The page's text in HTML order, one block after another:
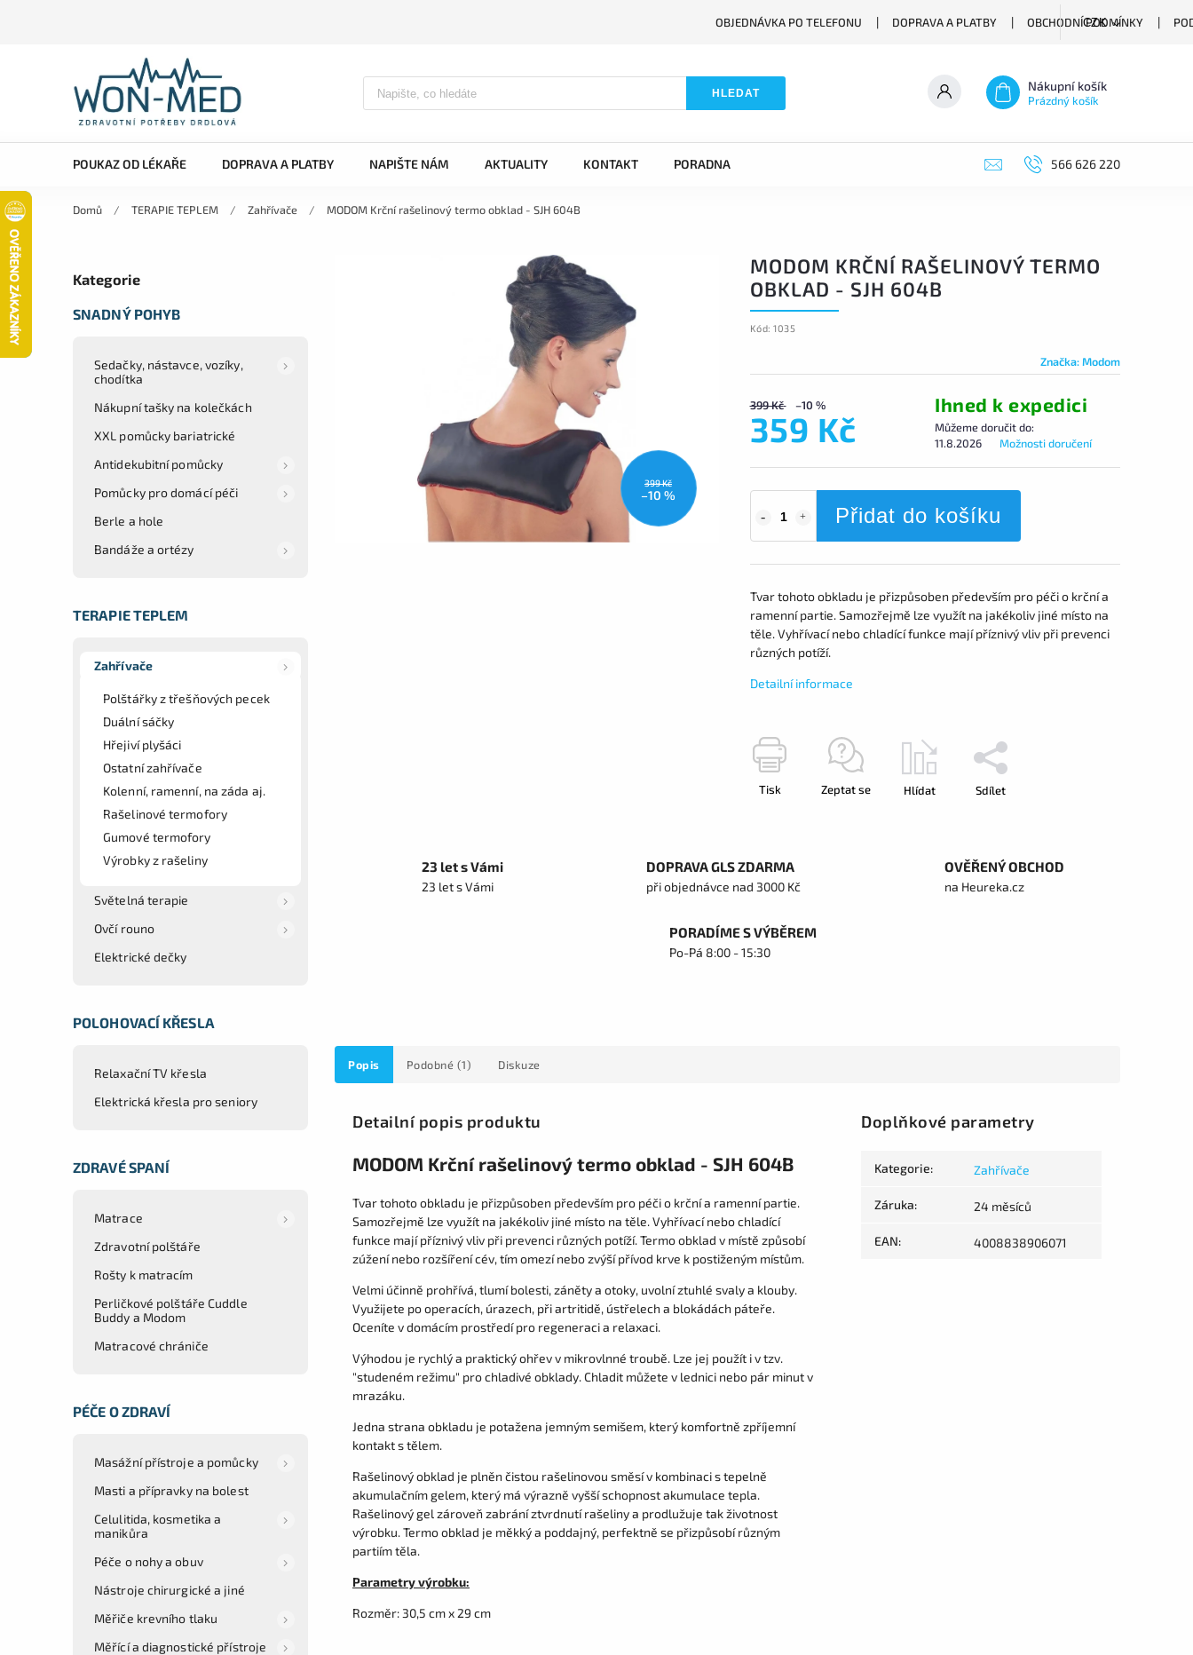
OBJEDNÁVKA PO TELEFONU DOPRAVA A PLATBY OBCHODNÍ PODMÍNKY
CZK
HLEDAT Nákupní košík
Prázdný košík
POUKAZ OD LÉKAŘE DOPRAVA A PLATBY NAPIŠTE NÁM AKTUALITY KONTAKT PORADNA 566 626 220
Domů / TERAPIE TEPLEM / Zahřívače / MODOM Krční rašelinový termo obklad - SJH 604B
Kategorie
SNADNÝ POHYB
Sedačky, nástavce, vozíky,
chodítka
Nákupní tašky na kolečkách
XXL pomůcky bariatrické
Antidekubitní pomůcky
Pomůcky pro domácí péči
Berle a hole
Bandáže a ortézy
TERAPIE TEPLEM
Zahřívače
Polštářky z třešňových pecek
Duální sáčky
Hřejiví plyšáci
Ostatní zahřívače
Kolenní, ramenní, na záda aj.
Rašelinové termofory
Gumové termofory
Výrobky z rašeliny
Světelná terapie
Ovčí rouno
Elektrické dečky
POLOHOVACÍ KŘESLA
Relaxační TV křesla
Elektrická křesla pro seniory
ZDRAVÉ SPANÍ
Matrace
Zdravotní polštáře
Rošty k matracím
Perličkové polštáře Cuddle
Buddy a Modom
Matracové chrániče
PÉČE O ZDRAVÍ
Masážní přístroje a pomůcky
Masti a přípravky na bolest
Celulitida, kosmetika a
manikůra
Péče o nohy a obuv
Nástroje chirurgické a jiné
Měřiče krevního tlaku
Měřící a diagnostické přístroje
399 Kč
–10 %
MODOM KRČNÍ RAŠELINOVÝ TERMO
OBKLAD - SJH 604B
Kód: 1035
Značka:Modom
399 Kč –10 %
359 Kč
Ihned k expedici
Můžeme doručit do:
11.8.2026
Možnosti doručení
Přidat do košíku
Tvar tohoto obkladu je přizpůsoben především pro péči o krční a
ramenní partie. Samozřejmě lze využít na jakékoliv jiné místo na
těle. Vyhřívací nebo chladící funkce mají příznivý vliv při prevenci
různých potíží.
Detailní informace
Tisk Zeptat se Hlídat Sdílet
23 let s Vámi
23 let s Vámi
DOPRAVA GLS ZDARMA
při objednávce nad 3000 Kč
OVĚŘENÝ OBCHOD
na Heureka.cz
PORADÍME S VÝBĚREM
Po-Pá 8:00 - 15:30
Popis Podobné (1) Diskuze
Detailní popis produktu
MODOM Krční rašelinový termo obklad - SJH 604B
Tvar tohoto obkladu je přizpůsoben především pro péči o krční a ramenní partie.
Samozřejmě lze využít na jakékoliv jiné místo na těle. Vyhřívací nebo chladící
funkce mají příznivý vliv při prevenci různých potíží. Termo obklad v místě způsobí
zúžení nebo rozšíření cév, tím omezí nebo zvýší přívod krve k postiženým místům.
Velmi účinně prohřívá, tlumí bolesti, záněty a otoky, uvolní ztuhlé svaly a klouby.
Využijete po operacích, úrazech, při artritidě, ústřelech a blokádách páteře.
Oceníte v domácím prostředí pro regeneraci a relaxaci.
Výhodou je rychlý a praktický ohřev v mikrovlnné troubě. Lze jej použít i v tzv.
"studeném režimu" pro chladivé obklady. Chladit můžete v lednici nebo pár minut v
mrazáku.
Jedna strana obkladu je potažena jemným semišem, který komfortně zpříjemní
kontakt s tělem.
Rašelinový obklad je plněn čistou rašelinovou směsí v kombinaci s tepelně
akumulačním gelem, který má výrazně vyšší schopnost akumulace tepla.
Rašelinový gel zároveň zabrání ztvrdnutí rašeliny a prodlužuje tak životnost
výrobku. Termo obklad je měkký a poddajný, perfektně se přizpůsobí různým
partiím těla.
Parametry výrobku:
Rozměr: 30,5 cm x 29 cm
Doplňkové parametry
Kategorie: Zahřívače
Záruka: 24 měsíců
EAN: 4008838906071